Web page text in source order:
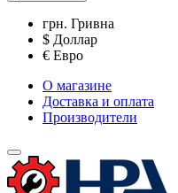
грн. Гривна
$ Доллар
€ Евро
О магазине
Доставка и оплата
Производители